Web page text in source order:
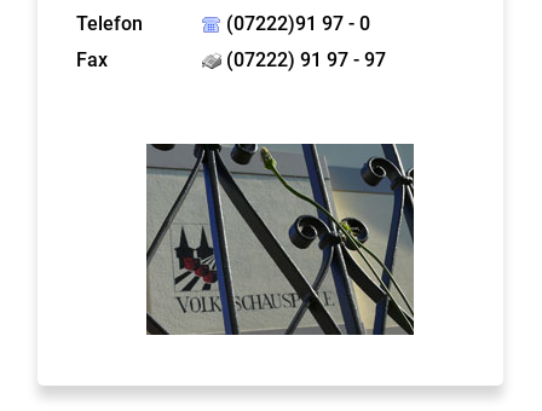
Telefon
(07222)91 97 - 0
Fax
(07222) 91 97 - 97